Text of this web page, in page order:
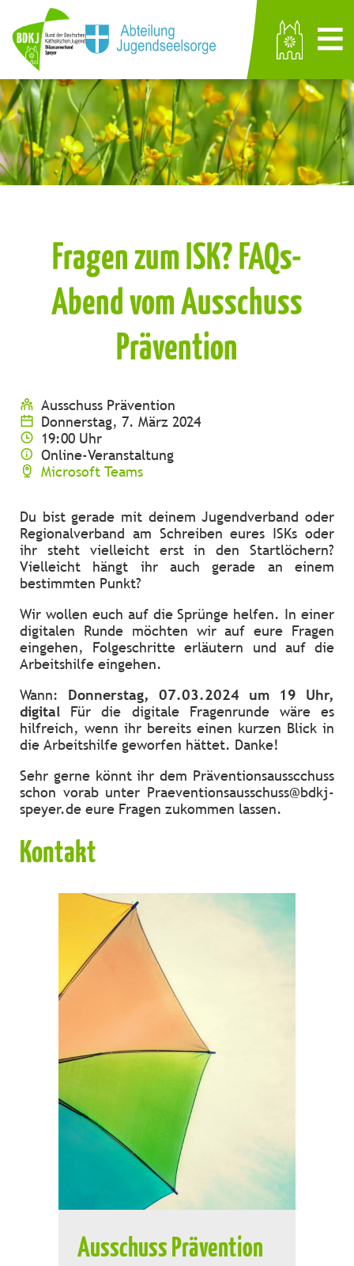
Fragen zum ISK? FAQs-
Abend vom Ausschuss
Prävention
Ausschuss Prävention
Donnerstag, 7. März 2024
19:00 Uhr
Online-Veranstaltung
Microsoft Teams
Du bist gerade mit deinem Jugendverband oder
Regionalverband am Schreiben eures ISKs oder
ihr steht vielleicht erst in den Startlöchern?
Vielleicht hängt ihr auch gerade an einem
bestimmten Punkt?
Wir wollen euch auf die Sprünge helfen. In einer
digitalen Runde möchten wir auf eure Fragen
eingehen, Folgeschritte erläutern und auf die
Arbeitshilfe eingehen.
Wann: Donnerstag, 07.03.2024 um 19 Uhr,
digital Für die digitale Fragenrunde wäre es
hilfreich, wenn ihr bereits einen kurzen Blick in
die Arbeitshilfe geworfen hättet. Danke!
Sehr gerne könnt ihr dem Präventionsausscchuss
schon vorab unter Praeventionsausschuss@bdkj-
speyer.de eure Fragen zukommen lassen.
Kontakt
Ausschuss Prävention